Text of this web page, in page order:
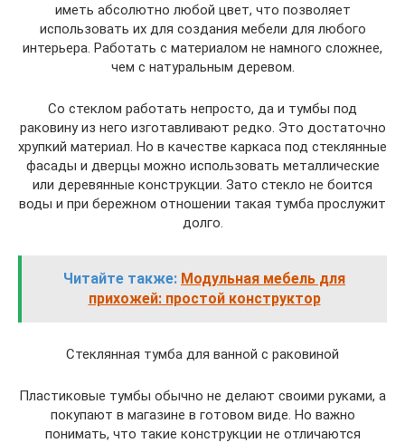
иметь абсолютно любой цвет, что позволяет
использовать их для создания мебели для любого
интерьера. Работать с материалом не намного сложнее,
чем с натуральным деревом.
Со стеклом работать непросто, да и тумбы под
раковину из него изготавливают редко. Это достаточно
хрупкий материал. Но в качестве каркаса под стеклянные
фасады и дверцы можно использовать металлические
или деревянные конструкции. Зато стекло не боится
воды и при бережном отношении такая тумба прослужит
долго.
Читайте также: Модульная мебель для
прихожей: простой конструктор
Стеклянная тумба для ванной с раковиной
Пластиковые тумбы обычно не делают своими руками, а
покупают в магазине в готовом виде. Но важно
понимать, что такие конструкции не отличаются